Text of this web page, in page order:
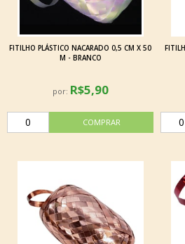
FITILHO PLÁSTICO NACARADO 0,5 CM X 50
M - BRANCO
por: R$5,90